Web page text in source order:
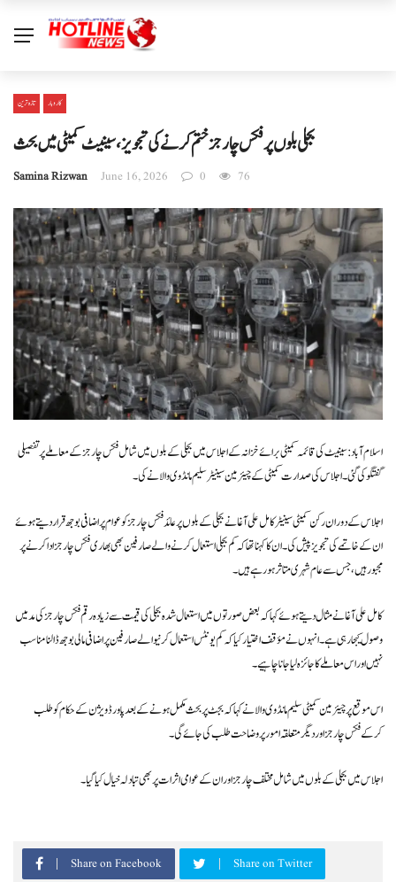
تازہ ترین کاروبار
بجلی بلوں پر فکس چارجز ختم کرنے کی تجویز، سینیٹ کمیٹی میں بحث
Samina Rizwan June 16, 2026 0 76
اسلام آباد: سینیٹ کی قائمہ کمیٹی برائے خزانہ کے اجلاس میں بجلی کے بلوں میں شامل فکس چارجز کے معاملے پر تفصیلی
گفتگو کی گئی۔ اجلاس کی صدارت کمیٹی کے چیئرمین سینیٹر سلیم مانڈوی والا نے کی۔
اجلاس کے دوران رکن کمیٹی سینیٹر کامل علی آغا نے بجلی کے بلوں پر عائد فکس چارجز کو عوام پر اضافی بوجھ قرار دیتے ہوئے
ان کے خاتمے کی تجویز پیش کی۔ ان کا کہنا تھا کہ کم بجلی استعمال کرنے والے صارفین بھی بھاری فکس چارجز ادا کرنے پر
مجبور ہیں، جس سے عام شہری متاثر ہو رہے ہیں۔
کامل علی آغا نے مثال دیتے ہوئے کہا کہ بعض صورتوں میں استعمال شدہ بجلی کی قیمت سے زیادہ رقم فکس چارجز کی مد میں
وصول کیجا رہی ہے۔ انہوں نے مؤقف اختیار کیاکہ کم یونٹس استعمال کرنیوالے صارفین پر اضافی مالی بوجھ ڈالنامناسب
نہیں اوراس معاملے کاجائزہ لیاجانا چاہیے۔
اس موقع پر چیئرمین کمیٹی سلیم مانڈوی والا نے کہا کہ بجٹ پر بحث مکمل ہونے کے بعد پاور ڈویژن کے حکام کو طلب
کرکے فکس چارجز اور دیگر متعلقہ امور پر وضاحت طلب کی جائے گی۔
اجلاس میں بجلی کے بلوں میں شامل مختلف چارجز اور ان کے عوامی اثرات پر بھی تبادلہ خیال کیا گیا۔
Share on Facebook Share on Twitter